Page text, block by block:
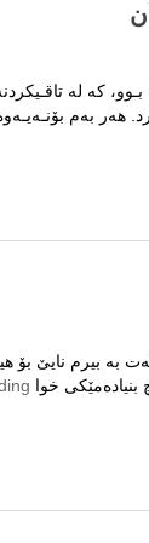
کە لە
هەر بەم
به‌ بیرم نایێ‌ بۆ
خوا